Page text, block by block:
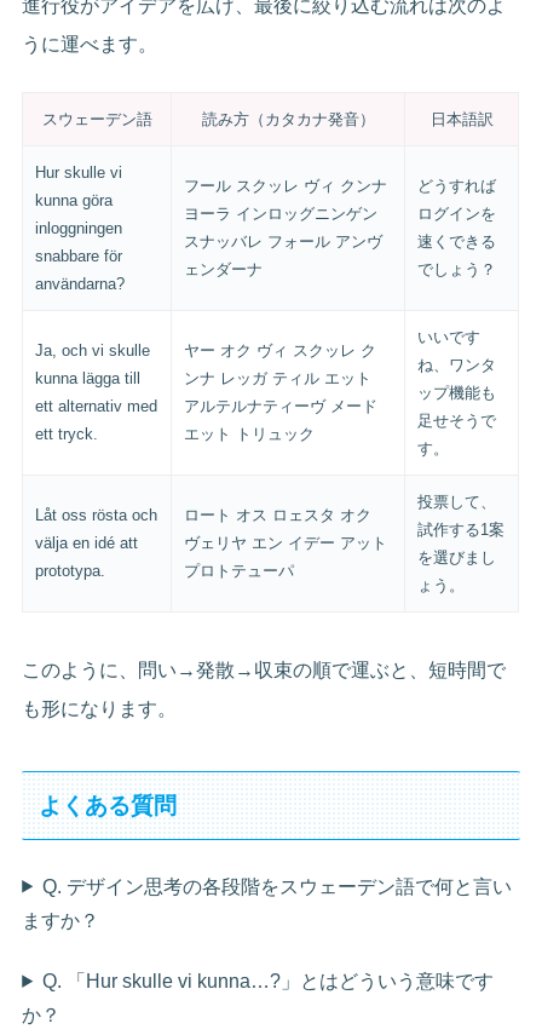
進行役がアイデアを広げ、最後に絞り込む流れは次のよ
うに運べます。
スウェーデン語 読み方（カタカナ発音） 日本語訳
Hur skulle vi
kunna göra
inloggningen
snabbare för
användarna?
フール スクッレ ヴィ クンナ
ヨーラ インロッグニンゲン
スナッバレ フォール アンヴ
ェンダーナ
どうすれば
ログインを
速くできる
でしょう？
Ja, och vi skulle
kunna lägga till
ett alternativ med
ett tryck.
ヤー オク ヴィ スクッレ ク
ンナ レッガ ティル エット
アルテルナティーヴ メード
エット トリュック
いいです
ね、ワンタ
ップ機能も
足せそうで
す。
Låt oss rösta och
välja en idé att
prototypa.
ロート オス ロェスタ オク
ヴェリヤ エン イデー アット
プロトテューパ
投票して、
試作する1案
を選びまし
ょう。
このように、問い→発散→収束の順で運ぶと、短時間で
も形になります。
よくある質問
Q. デザイン思考の各段階をスウェーデン語で何と言い
ますか？
Q. 「Hur skulle vi kunna…?」とはどういう意味です
か？